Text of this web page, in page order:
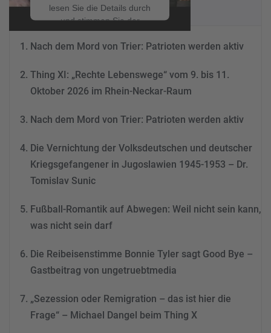
lesen Sie die Details durch
und stimmen Sie der
Nutzung des Service zu, um
dieses Video anzusehen.
Mehr Informationen
Consent Management
&
NEUESTE BEITRÄGE
Nach dem Mord von Trier: Patrioten werden aktiv
Thing XI: „Rechte Lebenswege“ vom 9. bis 11.
Oktober 2026 im Rhein-Neckar-Raum
Nach dem Mord von Trier: Patrioten werden aktiv
Die Vernichtung der Volksdeutschen und deutscher
Kriegsgefangener in Jugoslawien 1945-1953 – Dr.
Tomislav Sunic
Fußball-Romantik auf Abwegen: Weil nicht sein kann,
was nicht sein darf
Die Reibeisenstimme Bonnie Tyler sagt Good Bye –
Gastbeitrag von ungetruebtmedia
„Sezession oder Remigration – das ist hier die
Frage“ – Michael Dangel beim Thing X